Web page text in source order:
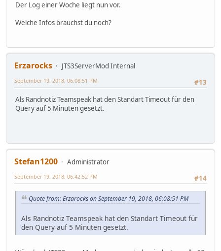
Der Log einer Woche liegt nun vor.
Welche Infos brauchst du noch?
Erzarocks
JTS3ServerMod Internal
#13
September 19, 2018, 06:08:51 PM
Als Randnotiz Teamspeak hat den Standart Timeout für den
Query auf 5 Minuten gesetzt.
Stefan1200
Administrator
#14
September 19, 2018, 06:42:52 PM
Quote from: Erzarocks on September 19, 2018, 06:08:51 PM
Als Randnotiz Teamspeak hat den Standart Timeout für
den Query auf 5 Minuten gesetzt.